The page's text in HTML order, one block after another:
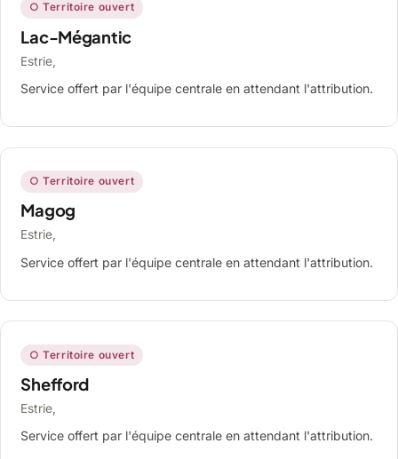
○ Territoire ouvert
Lac-Mégantic
Estrie,
Service offert par l'équipe centrale en attendant l'attribution.
○ Territoire ouvert
Magog
Estrie,
Service offert par l'équipe centrale en attendant l'attribution.
○ Territoire ouvert
Shefford
Estrie,
Service offert par l'équipe centrale en attendant l'attribution.